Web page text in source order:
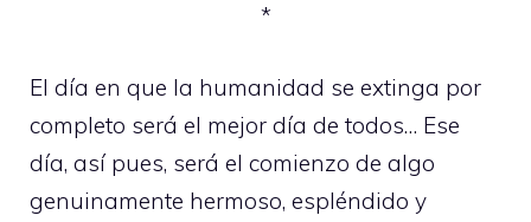
*
El día en que la humanidad se extinga por
completo será el mejor día de todos… Ese
día, así pues, será el comienzo de algo
genuinamente hermoso, espléndido y